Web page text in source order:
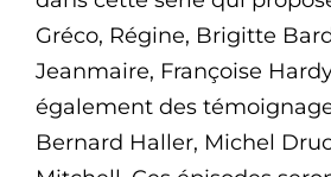
Gréco, Régine, Brigitte
Jeanmaire, Françoise
également des
Bernard Haller, Michel